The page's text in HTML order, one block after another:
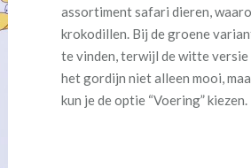
assortiment safari dieren,
krokodillen. Bij de groene
te vinden, terwijl de witte
het gordijn niet alleen mooi,
kun je de optie “Voering” kiezen.